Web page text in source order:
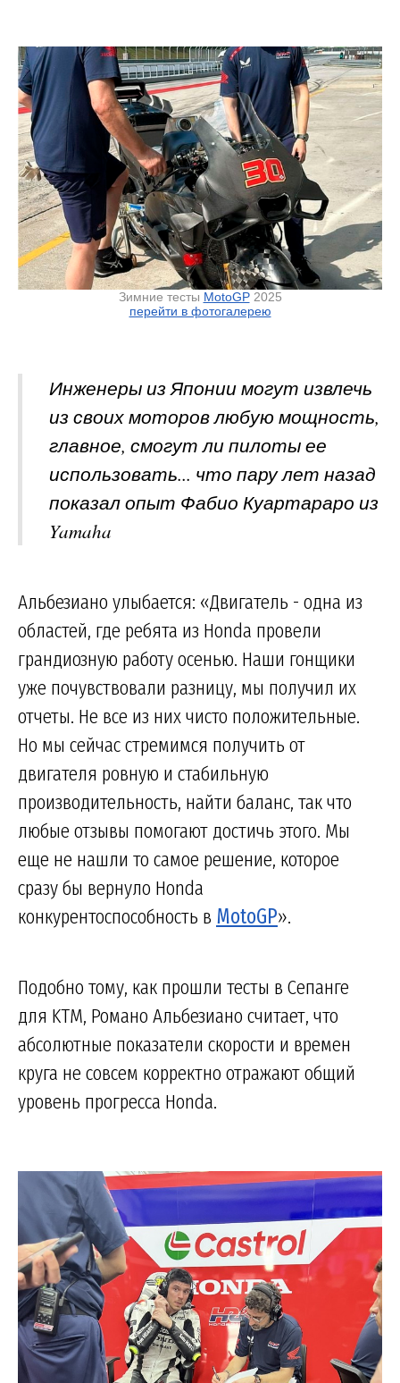
Зимние тесты MotoGP2025
перейти в фотогалерею
Инженеры из Японии могут извлечь
из своих моторов любую мощность,
главное, смогут ли пилоты ее
использовать... что пару лет назад
показал опыт Фабио Куартараро из
Yamaha
Альбезиано улыбается: «Двигатель - одна из
областей, где ребята из Honda провели
грандиозную работу осенью. Наши гонщики
уже почувствовали разницу, мы получил их
отчеты. Не все из них чисто положительные.
Но мы сейчас стремимся получить от
двигателя ровную и стабильную
производительность, найти баланс, так что
любые отзывы помогают достичь этого. Мы
еще не нашли то самое решение, которое
сразу бы вернуло Honda
конкурентоспособность в MotoGP».
Подобно тому, как прошли тесты в Сепанге
для KTM, Романо Альбезиано считает, что
абсолютные показатели скорости и времен
круга не совсем корректно отражают общий
уровень прогресса Honda.